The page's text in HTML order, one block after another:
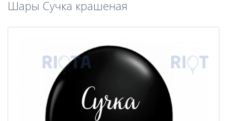
Шары Сучка крашеная